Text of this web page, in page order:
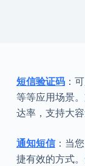
短信验证码：
等等应用场景
达率，支持大容
通知短信：当
捷有效的方式